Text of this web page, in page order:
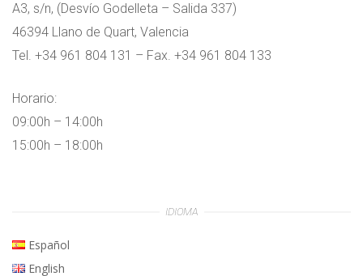
A3, s/n, (Desvío Godelleta – Salida 337)
46394 Llano de Quart, Valencia
Tel. +34 961 804 131 – Fax. +34 961 804 133
Horario:
09:00h – 14:00h
15:00h – 18:00h
IDIOMA
Español
English